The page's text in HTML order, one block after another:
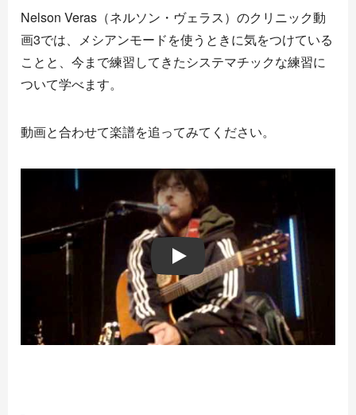
Nelson Veras（ネルソン・ヴェラス）のクリニック動
画3では、メシアンモードを使うときに気をつけている
ことと、今まで練習してきたシステマチックな練習に
ついて学べます。
動画と合わせて楽譜を追ってみてください。
Play